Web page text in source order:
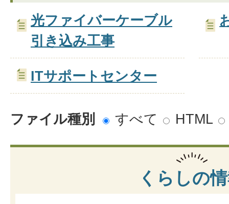
光ファイバーケーブル
引き込み工事
ITサポートセンター
ファイル種別 すべて HTML
くらしの